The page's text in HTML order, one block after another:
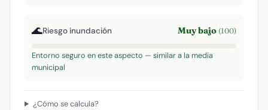
🌊Riesgo inundación Muy bajo (100)
Entorno seguro en este aspecto — similar a la media
municipal
¿Cómo se calcula?